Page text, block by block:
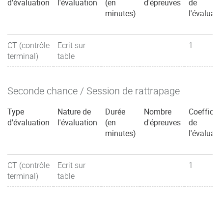
d'évaluation
l'évaluation
(en
minutes)
d'épreuves
de
CT (contrôle
terminal)
Ecrit sur
table
1
Seconde chance / Session de rattrapage
Type
d'évaluation
Nature de
l'évaluation
Durée
(en
minutes)
Nombre
d'épreuves
de
CT (contrôle
terminal)
Ecrit sur
table
1